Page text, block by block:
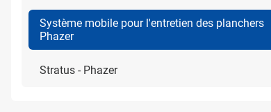
Système mobile pour l'entretien des planchers
Phazer
Stratus - Phazer